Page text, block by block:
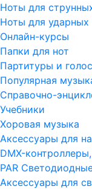
Ноты для
Ноты для ударных
Онлайн-курсы
Папки для нот
Партитуры и
Популярная
Справочно-
Учебники
Хоровая музыка
Аксессуары для
DMX-
PAR
Аксессуары для